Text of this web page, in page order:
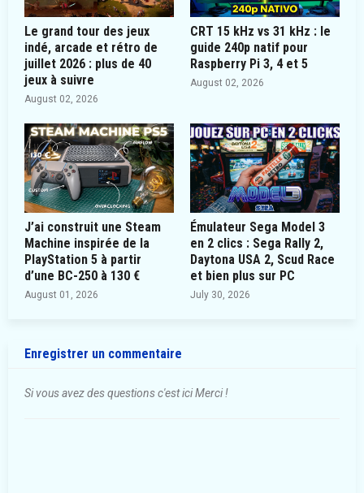
Le grand tour des jeux
indé, arcade et rétro de
juillet 2026 : plus de 40
jeux à suivre
August 02, 2026
CRT 15 kHz vs 31 kHz : le
guide 240p natif pour
Raspberry Pi 3, 4 et 5
August 02, 2026
J’ai construit une Steam
Machine inspirée de la
PlayStation 5 à partir
d’une BC-250 à 130 €
August 01, 2026
Émulateur Sega Model 3
en 2 clics : Sega Rally 2,
Daytona USA 2, Scud Race
et bien plus sur PC
July 30, 2026
Enregistrer un commentaire
Si vous avez des questions c'est ici Merci !